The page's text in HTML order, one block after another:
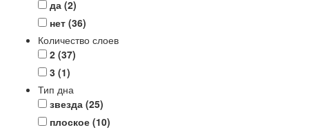
да (2)
нет (36)
Количество слоев
2 (37)
3 (1)
Тип дна
звезда (25)
плоское (10)